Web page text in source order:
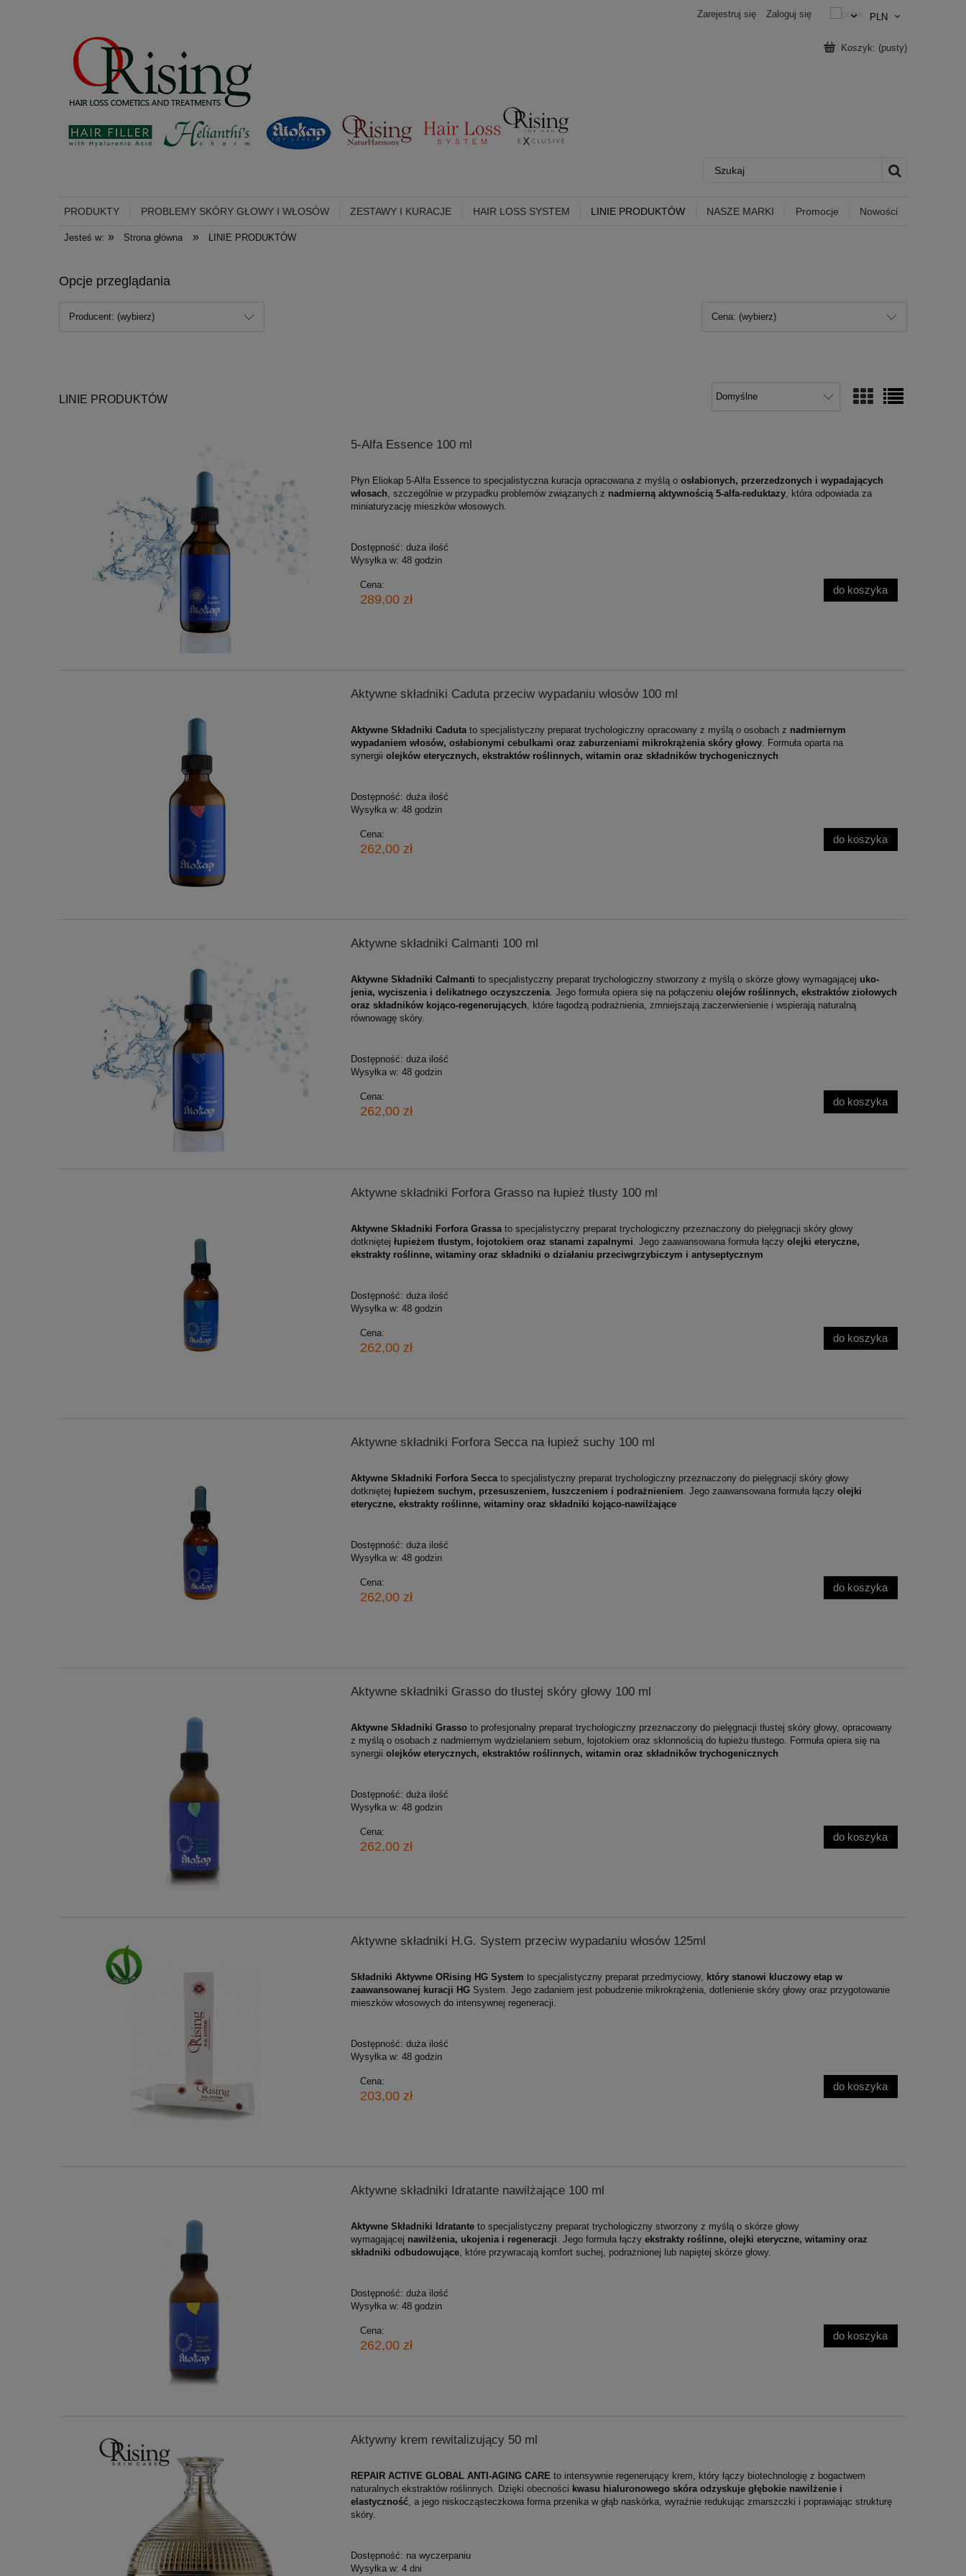
Zarejestruj się Zaloguj się
Koszyk: (pusty)
PRODUKTY PROBLEMY SKÓRY GŁOWY I WŁOSÓW ZESTAWY I KURACJE HAIR LOSS SYSTEM LINIE PRODUKTÓW NASZE MARKI Promocje Nowości
Jesteś w: » Strona główna » LINIE PRODUKTÓW
Opcje przeglądania
Producent: (wybierz) Cena: (wybierz)
LINIE PRODUKTÓW
5-Alfa Essence 100 ml
Płyn Eliokap 5‑Alfa Essence to specjalistyczna kuracja opracowana z myślą o osłabionych, przerzedzonych i wypadających
włosach , szczególnie w przypadku problemów związanych z nadmierną aktywnością 5‑alfa‑reduktazy, która odpowiada za
miniaturyzację mieszków włosowych.
Dostępność: duża ilość
Wysyłka w: 48 godzin
Cena:
289,00 zł
do koszyka
Aktywne składniki Caduta przeciw wypadaniu włosów 100 ml
Aktywne Składniki Cadutato specjalistyczny preparat trychologiczny opracowany z myślą o osobach z nadmiernym
wypadaniem włosów, osłabionymi cebulkami oraz zaburzeniami mikrokrążenia skóry głowy. Formuła oparta na
synergii olejków eterycznych, ekstraktów roślinnych, witamin oraz składników trychogenicznych
Dostępność: duża ilość
Wysyłka w: 48 godzin
Cena:
262,00 zł
do koszyka
Aktywne składniki Calmanti 100 ml
Aktywne Składniki Calmanti to specjalistyczny preparat trychologiczny stworzony z myślą o skórze głowy wymagającej uko­
jenia, wyciszenia i delikatnego oczyszczenia. Jego formuła opiera się na połączeniu olejów roślinnych, ekstraktów ziołowych
oraz składników kojąco‑regenerujących , które łagodzą podrażnienia, zmniejszają zaczerwienienie i wspierają naturalną
równowagę skóry.
Dostępność: duża ilość
Wysyłka w: 48 godzin
Cena:
262,00 zł
do koszyka
Aktywne składniki Forfora Grasso na łupież tłusty 100 ml
Aktywne Składniki Forfora Grassato specjalistyczny preparat trychologiczny przeznaczony do pielęgnacji skóry głowy
dotkniętej łupieżem tłustym, łojotokiem oraz stanami zapalnymi . Jego zaawansowana formuła łączy olejki eteryczne,
ekstrakty roślinne, witaminy oraz składniki o działaniu przeciwgrzybiczym i antyseptycznym
Dostępność: duża ilość
Wysyłka w: 48 godzin
Cena:
262,00 zł
do koszyka
Aktywne składniki Forfora Secca na łupież suchy 100 ml
Aktywne Składniki Forfora Seccato specjalistyczny preparat trychologiczny przeznaczony do pielęgnacji skóry głowy
dotkniętej łupieżem suchym, przesuszeniem, łuszczeniem i podrażnieniem . Jego zaawansowana formuła łączy olejki
eteryczne, ekstrakty roślinne, witaminy oraz składniki kojąco‑nawilżające
Dostępność: duża ilość
Wysyłka w: 48 godzin
Cena:
262,00 zł
do koszyka
Aktywne składniki Grasso do tłustej skóry głowy 100 ml
Aktywne Składniki Grassoto profesjonalny preparat trychologiczny przeznaczony do pielęgnacji tłustej skóry głowy, opracowany
z myślą o osobach z nadmiernym wydzielaniem sebum, łojotokiem oraz skłonnością do łupieżu tłustego. Formuła opiera się na
synergii olejków eterycznych, ekstraktów roślinnych, witamin oraz składników trychogenicznych
Dostępność: duża ilość
Wysyłka w: 48 godzin
Cena:
262,00 zł
do koszyka
Aktywne składniki H.G. System przeciw wypadaniu włosów 125ml
Składniki Aktywne ORising HG System to specjalistyczny preparat przedmyciowy, który stanowi kluczowy etap w
zaawansowanej kuracji HG System. Jego zadaniem jest pobudzenie mikrokrążenia, dotlenienie skóry głowy oraz przygotowanie
mieszków włosowych do intensywnej regeneracji.
Dostępność: duża ilość
Wysyłka w: 48 godzin
Cena:
203,00 zł
do koszyka
Aktywne składniki Idratante nawilżające 100 ml
Aktywne Składniki Idratanteto specjalistyczny preparat trychologiczny stworzony z myślą o skórze głowy
wymagającej nawilżenia, ukojenia i regeneracji . Jego formuła łączy ekstrakty roślinne, olejki eteryczne, witaminy oraz
składniki odbudowujące, które przywracają komfort suchej, podrażnionej lub napiętej skórze głowy.
Dostępność: duża ilość
Wysyłka w: 48 godzin
Cena:
262,00 zł
do koszyka
Aktywny krem rewitalizujący 50 ml
REPAIR ACTIVE GLOBAL ANTI‑AGING CARE to intensywnie regenerujący krem, który łączy biotechnologię z bogactwem
naturalnych ekstraktów roślinnych. Dzięki obecności kwasu hialuronowego skóra odzyskuje głębokie nawilżenie i
elastyczność, a jego niskocząsteczkowa forma przenika w głąb naskórka, wyraźnie redukując zmarszczki i poprawiając strukturę
skóry.
Dostępność: na wyczerpaniu
Wysyłka w: 4 dni